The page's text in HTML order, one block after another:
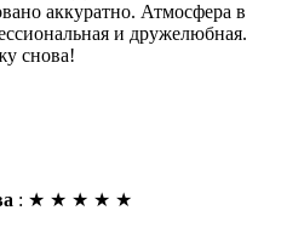
аккуратно. Атмосфера в
и дружелюбная.
снова!
: ★ ★ ★ ★ ★